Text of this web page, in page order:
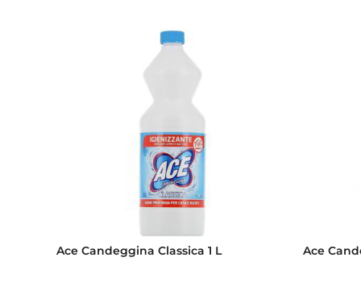
Ace Candeggina Classica 1 L Ace